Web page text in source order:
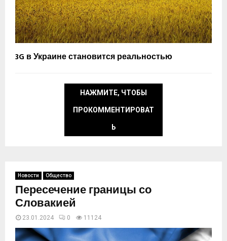
3G в Украине становится реальностью
НАЖМИТЕ, ЧТОБЫ
ПРОКОММЕНТИРОВАТ
Ь
Новости Общество
Пересечение границы со
Словакией
23.01.2024 0 11125